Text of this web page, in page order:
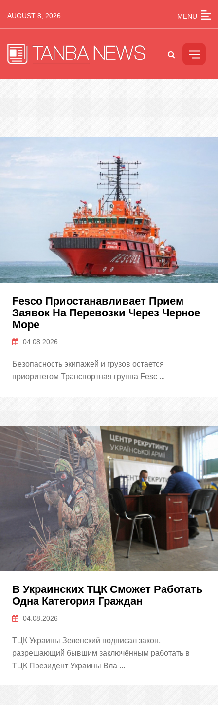
AUGUST 8, 2026 MENU
Fesco Приостанавливает Прием
Заявок На Перевозки Через Черное
Море
04.08.2026
Безопасность экипажей и грузов остается
приоритетом Транспортная группа Fesc ...
В Украинских ТЦК Сможет Работать
Одна Категория Граждан
04.08.2026
ТЦК Украины Зеленский подписал закон,
разрешающий бывшим заключённым работать в
ТЦК Президент Украины Вла ...